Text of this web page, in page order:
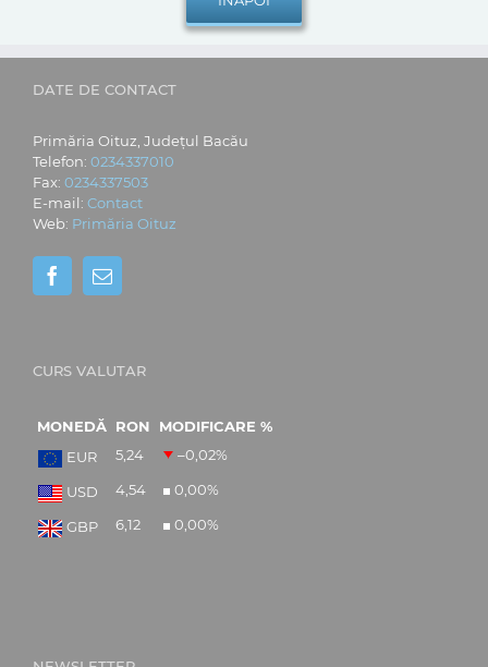
DATE DE CONTACT
Primăria Oituz, Județul Bacău
Telefon: 0234337010
Fax: 0234337503
E-mail: Contact
Web: Primăria Oituz
CURS VALUTAR
MONEDĂ RON
MODIFICARE %
EUR
5,24 –0,02%
USD 4,54 0,00%
GBP 6,12 0,00%